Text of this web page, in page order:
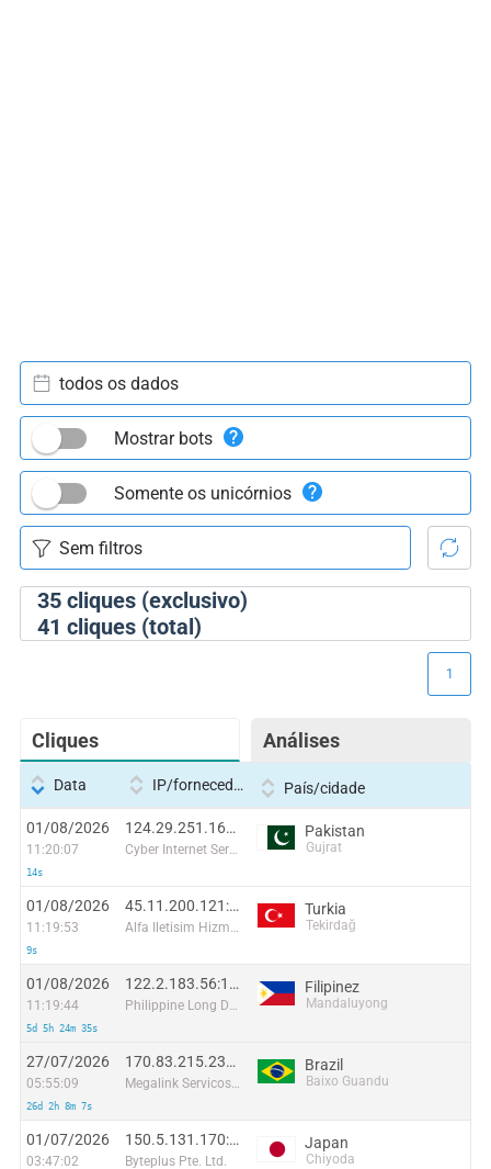
35cliques (exclusivo)
41 cliques (total)
todos os dados
Mostrar bots
Somente os unicórnios
Cliques Análises
1
Data IP/fornecedor País/cidade
01/08/2026
11:20:07
14s
124.29.251.165:33630
Cyber Internet Services Pakistan
Pakistan
Gujrat
01/08/2026
11:19:53
9s
45.11.200.121:57601
Alfa Iletisim Hizmetleri Pazarlama Ticaret A.S.
Turkia
Tekirdağ
01/08/2026
11:19:44
5d 5h 24m 35s
122.2.183.56:11701
Philippine Long Distance Telephone Co.
Filipinez
Mandaluyong
27/07/2026
05:55:09
26d 2h 8m 7s
170.83.215.236:56385
Megalink Servicos Ltda
Brazil
Baixo Guandu
01/07/2026
03:47:02
150.5.131.170:26027
Byteplus Pte. Ltd.
Japan
Chiyoda